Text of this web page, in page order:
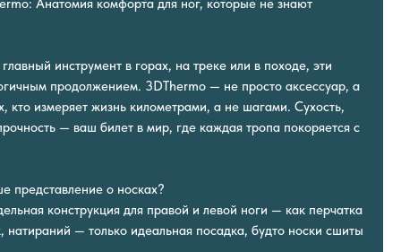
инструмент в горах, на треке или в походе, эти
продолжением. 3DThermo — не просто аксессуар, а
кто измеряет жизнь километрами, а не шагами. Сухость,
— ваш билет в мир, где каждая тропа покоряется с
представление о носках?
конструкция для правой и левой ноги — как перчатка
натираний — только идеальная посадка, будто носки сшиты